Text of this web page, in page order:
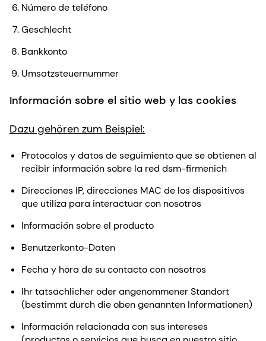
Número de teléfono
Geschlecht
Bankkonto
Umsatzsteuernummer
Información sobre el sitio web y las cookies
Dazu gehören zum Beispiel:
Protocolos y datos de seguimiento que se obtienen al
recibir información sobre la red dsm-firmenich
Direcciones IP, direcciones MAC de los dispositivos
que utiliza para interactuar con nosotros
Información sobre el producto
Benutzerkonto-Daten
Fecha y hora de su contacto con nosotros
Ihr tatsächlicher oder angenommener Standort
(bestimmt durch die oben genannten Informationen)
Información relacionada con sus intereses